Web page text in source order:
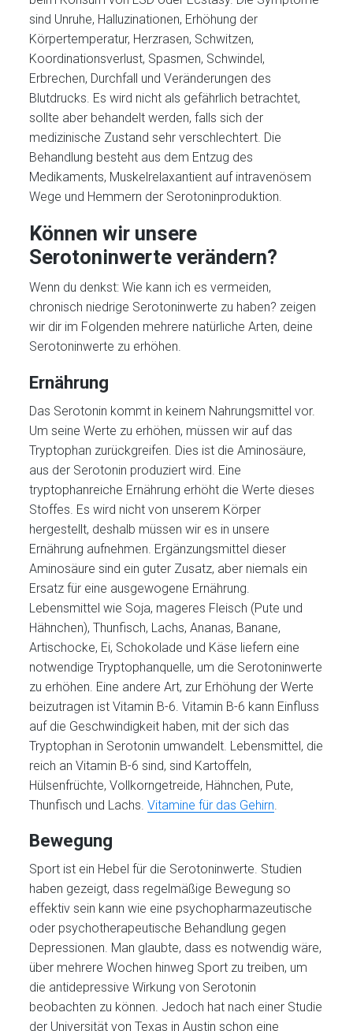
sind Unruhe, Halluzinationen, Erhöhung der
Körpertemperatur, Herzrasen, Schwitzen,
Koordinationsverlust, Spasmen, Schwindel,
Erbrechen, Durchfall und Veränderungen des
Blutdrucks. Es wird nicht als gefährlich betrachtet,
sollte aber behandelt werden, falls sich der
medizinische Zustand sehr verschlechtert. Die
Behandlung besteht aus dem Entzug des
Medikaments, Muskelrelaxantient auf intravenösem
Wege und Hemmern der Serotoninproduktion.
Können wir unsere
Serotoninwerte verändern?
Wenn du denkst: Wie kann ich es vermeiden,
chronisch niedrige Serotoninwerte zu haben? zeigen
wir dir im Folgenden mehrere natürliche Arten, deine
Serotoninwerte zu erhöhen.
Ernährung
Das Serotonin kommt in keinem Nahrungsmittel vor.
Um seine Werte zu erhöhen, müssen wir auf das
Tryptophan zurückgreifen. Dies ist die Aminosäure,
aus der Serotonin produziert wird. Eine
tryptophanreiche Ernährung erhöht die Werte dieses
Stoffes. Es wird nicht von unserem Körper
hergestellt, deshalb müssen wir es in unsere
Ernährung aufnehmen. Ergänzungsmittel dieser
Aminosäure sind ein guter Zusatz, aber niemals ein
Ersatz für eine ausgewogene Ernährung.
Lebensmittel wie Soja, mageres Fleisch (Pute und
Hähnchen), Thunfisch, Lachs, Ananas, Banane,
Artischocke, Ei, Schokolade und Käse liefern eine
notwendige Tryptophanquelle, um die Serotoninwerte
zu erhöhen. Eine andere Art, zur Erhöhung der Werte
beizutragen ist Vitamin B-6. Vitamin B-6 kann Einfluss
auf die Geschwindigkeit haben, mit der sich das
Tryptophan in Serotonin umwandelt. Lebensmittel, die
reich an Vitamin B-6 sind, sind Kartoffeln,
Hülsenfrüchte, Vollkorngetreide, Hähnchen, Pute,
Thunfisch und Lachs.Vitamine für das Gehirn
Bewegung
Sport ist ein Hebel für die Serotoninwerte. Studien
haben gezeigt, dass regelmäßige Bewegung so
effektiv sein kann wie eine psychopharmazeutische
oder psychotherapeutische Behandlung gegen
Depressionen. Man glaubte, dass es notwendig wäre,
über mehrere Wochen hinweg Sport zu treiben, um
die antidepressive Wirkung von Serotonin
beobachten zu können. Jedoch hat nach einer Studie
der Universität von Texas in Austin schon eine